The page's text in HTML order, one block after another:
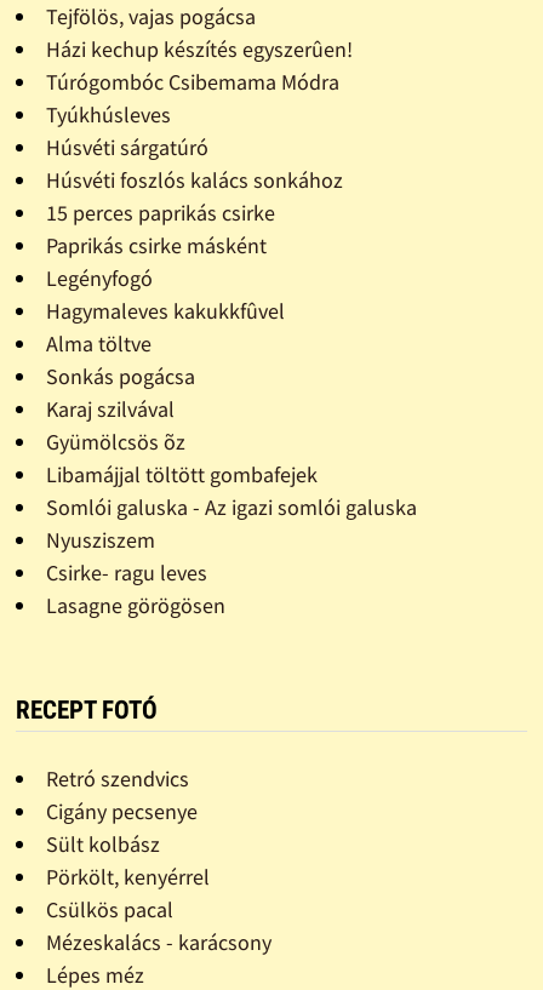
Tejfölös, vajas pogácsa
Házi kechup készítés egyszerûen!
Túrógombóc Csibemama Módra
Tyúkhúsleves
Húsvéti sárgatúró
Húsvéti foszlós kalács sonkához
15 perces paprikás csirke
Paprikás csirke másként
Legényfogó
Hagymaleves kakukkfûvel
Alma töltve
Sonkás pogácsa
Karaj szilvával
Gyümölcsös õz
Libamájjal töltött gombafejek
Somlói galuska - Az igazi somlói galuska
Nyusziszem
Csirke- ragu leves
Lasagne görögösen
RECEPT FOTÓ
Retró szendvics
Cigány pecsenye
Sült kolbász
Pörkölt, kenyérrel
Csülkös pacal
Mézeskalács - karácsony
Lépes méz